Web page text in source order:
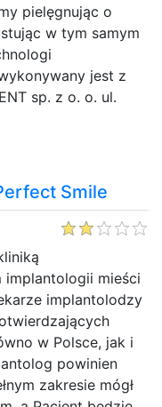
pielęgnując o
w tym samym
jest z
sp. z o. o. ul.
Smile
implantologii mieści
implantolodzy
w Polsce, jak i
powinien
zakresie mógł